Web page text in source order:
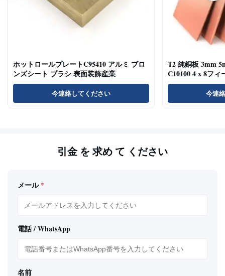
ホットロールプレートC95410 アルミ ブロ
ンズシート ブラシ 表面装飾産業
今連絡してください
T2 純銅板 3mm
C10100 4 x 8フィ
今連
引金 を 求め て ください
メール *
電話 / WhatsApp
名前